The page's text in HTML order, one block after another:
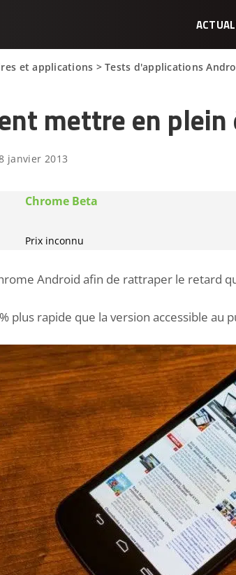
et applications >Tests d'applications
mettre en plein
janvier 2013
Chrome Beta
Prix inconnu
Android afin de rattraper le retard
rapide que la version accessible au